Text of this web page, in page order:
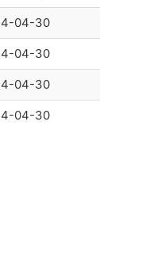
04-30
04-30
04-30
04-30